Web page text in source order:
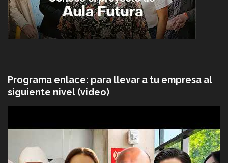
Programa enlace: para llevar a tu empresa al
siguiente nivel (video)